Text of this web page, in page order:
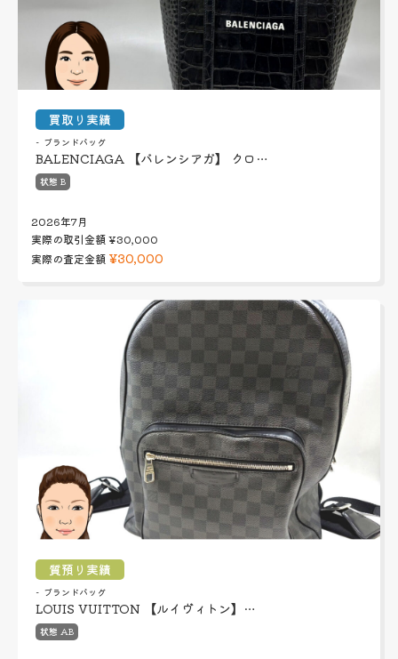
買取り実績
ブランドバッグ
BALENCIAGA 【バレンシアガ】 クロ…
状態 B
2026年7月
実際の取引金額¥30,000
実際の査定金額 ¥30,000
質預り実績
ブランドバッグ
LOUIS VUITTON 【ルイヴィトン】…
状態 AB